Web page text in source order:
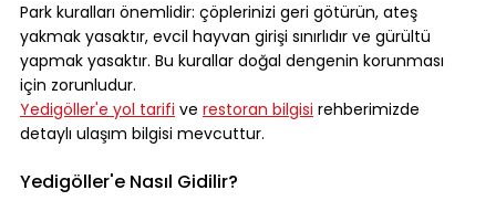
Park kuralları önemlidir: çöplerinizi geri götürün, ateş
yakmak yasaktır, evcil hayvan girişi sınırlıdır ve gürültü
yapmak yasaktır. Bu kurallar doğal dengenin korunması
için zorunludur.
Yedigöller'e yol tarifi ve restoran bilgisi rehberimizde
detaylı ulaşım bilgisi mevcuttur.
Yedigöller'e Nasıl Gidilir?